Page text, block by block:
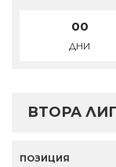
00
ДНИ
ВТОРА
ПОЗИЦИЯ